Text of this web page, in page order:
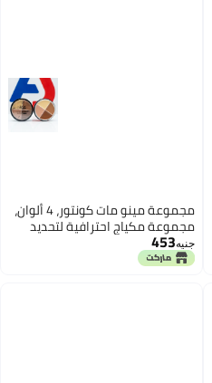
مجموعة مينو مات كونتور، 4 ألوان،
مجموعة مكياج احترافية لتحديد
ملامح الوجه، رقم 1
جنيه453